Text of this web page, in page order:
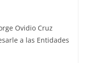
Ovidio Cruz
a las Entidades